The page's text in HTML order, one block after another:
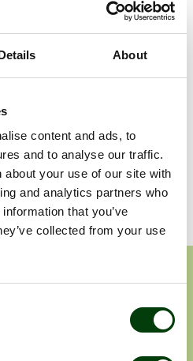
About
content and ads, to
and to analyse our traffic.
about your use of our site with
and analytics partners who
that you’ve
collected from your use
av moderna och hållbara
i Helsingforsregionen med
våra